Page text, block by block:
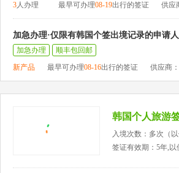
3人办理 最早可办理08-19出行的签证 供应
加急办理·仅限有韩国个签出境记录的申请人
加急办理
顺丰包回邮
新产品
最早可办理08-16出行的签证 供应商
韩国个人旅游
入境次数：多次（以
签证有效期：5年,